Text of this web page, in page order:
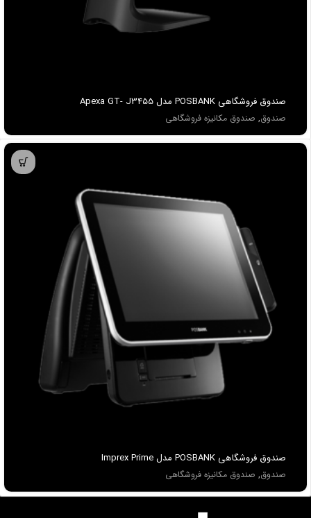
صندوق فروشگاهي POSBANK مدل Apexa GT- J3455
صندوق, صندوق مکانیزه فروشگاهی
صندوق فروشگاهی POSBANK مدل Imprex Prime
صندوق, صندوق مکانیزه فروشگاهی